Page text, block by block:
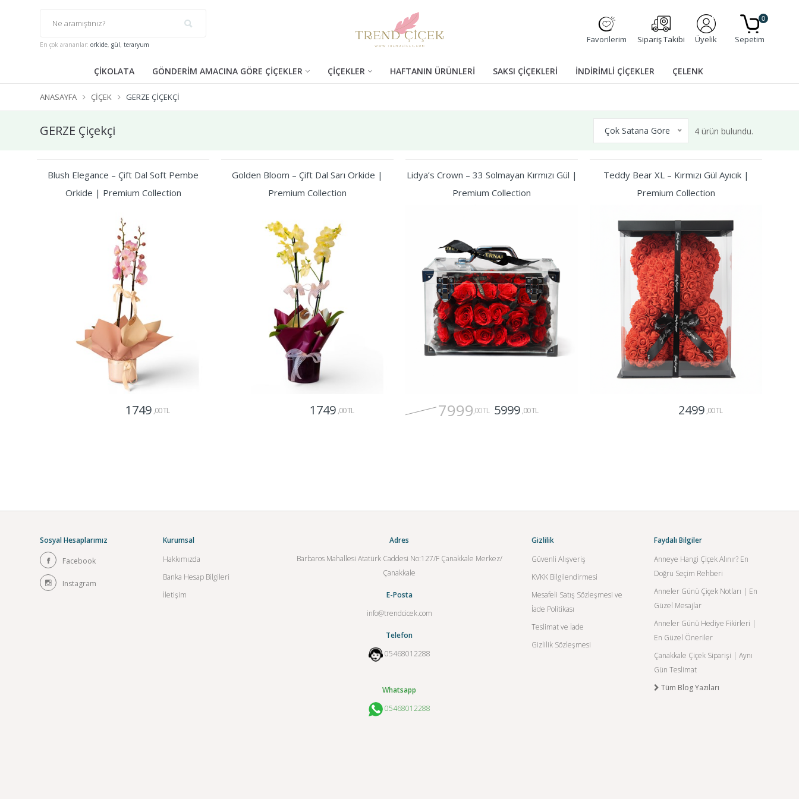
En çok arananlar: orkide, gül, teraryum Favorilerim Sipariş Takibi Üyelik Sepetim
0
ÇİKOLATA GÖNDERİM AMACINA GÖRE ÇİÇEKLER ÇİÇEKLER HAFTANIN ÜRÜNLERİ SAKSI ÇİÇEKLERİ İNDİRİMLİ ÇİÇEKLER ÇELENK
ANASAYFA ÇIÇEK GERZE ÇIÇEKÇI
GERZE Çiçekçi Çok Satana Göre 4 ürün bulundu.
Blush Elegance – Çift Dal Soft Pembe
Orkide | Premium Collection
1749 ,00 TL
Golden Bloom – Çift Dal Sarı Orkide |
Premium Collection
1749 ,00 TL
Lidya’s Crown – 33 Solmayan Kırmızı Gül |
Premium Collection
7999,00 TL 5999 ,00 TL
Teddy Bear XL – Kırmızı Gül Ayıcık |
Premium Collection
2499 ,00 TL
Sosyal Hesaplarımız
Facebook
Instagram
Kurumsal
Hakkımızda
Banka Hesap Bilgileri
İletişim
Adres
Barbaros Mahallesi Atatürk Caddesi No:127/F Çanakkale Merkez/
Çanakkale
E-Posta
info@trendcicek.com
Telefon
05468012288
Whatsapp
05468012288
Gizlilik
Güvenli Alışveriş
KVKK Bilgilendirmesi
Mesafeli Satış Sözleşmesi ve
İade Politikası
Teslimat ve İade
Gizlilik Sözleşmesi
Faydalı Bilgiler
Anneye Hangi Çiçek Alınır? En
Doğru Seçim Rehberi
Anneler Günü Çiçek Notları | En
Güzel Mesajlar
Anneler Günü Hediye Fikirleri |
En Güzel Öneriler
Çanakkale Çiçek Siparişi | Aynı
Gün Teslimat
Tüm Blog Yazıları